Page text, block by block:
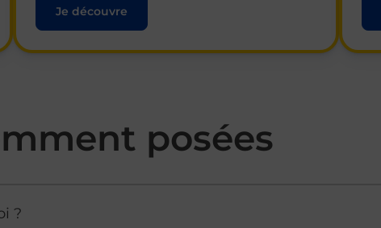
Je découvre
posées
?